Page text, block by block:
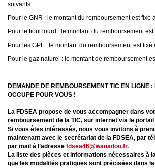
suivants :
Pour le GNR : le montant du remboursement est fixé
Pour le fioul lourd : le montant du remboursement est
Pour les GPL : le montant du remboursement est fixé
Pour le gaz naturel : le montant de remboursement
DEMANDE DE REMBOURSEMENT TIC EN LIGNE
OCCUPE POUR VOUS !
La FDSEA propose de vous accompagner dans
remboursement de la TIC, sur internet via le
Si vous êtes intéressés, nous vous invitons à
maintenant avec le secrétariat de la FDSEA, par
par mail à l’adresse fdsea46@wanadoo.fr.
La liste des pièces et informations nécessaires à
que les modalités pratiques sont précisées dans